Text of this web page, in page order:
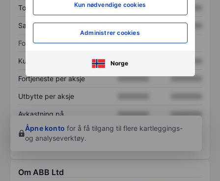
Kun nødvendige cookies
Administrer cookies
Norge
Totale eiendeler XXXXXXX
Samlet gjeld XXXXXXX XXXXXXX
Forholdstall
Kurs/salg XXXXXXX
Fortjeneste per aksje XXXXXXX XXXXXXX
Utbytte per aksje
Avkastning på
egenkapital
XXXXXXX
XXXXXXX
Åpne konto for å få tilgang til flere kartleggings-
og analyseverktøy.
Om ABB Ltd